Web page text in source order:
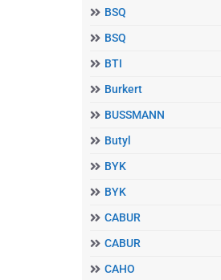
BSQ
BSQ
BTI
Burkert
BUSSMANN
Butyl
BYK
BYK
CABUR
CABUR
CAHO